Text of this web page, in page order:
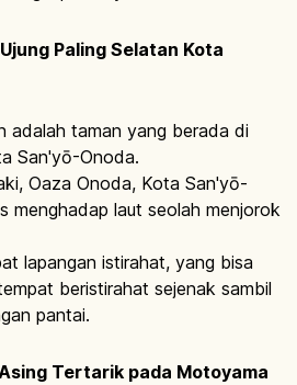
Paling Selatan Kota
adalah taman yang berada di
San'yō-Onoda.
Oaza Onoda, Kota San'yō-
menghadap laut seolah menjorok
lapangan istirahat, yang bisa
beristirahat sejenak sambil
pantai.
Tertarik pada Motoyama